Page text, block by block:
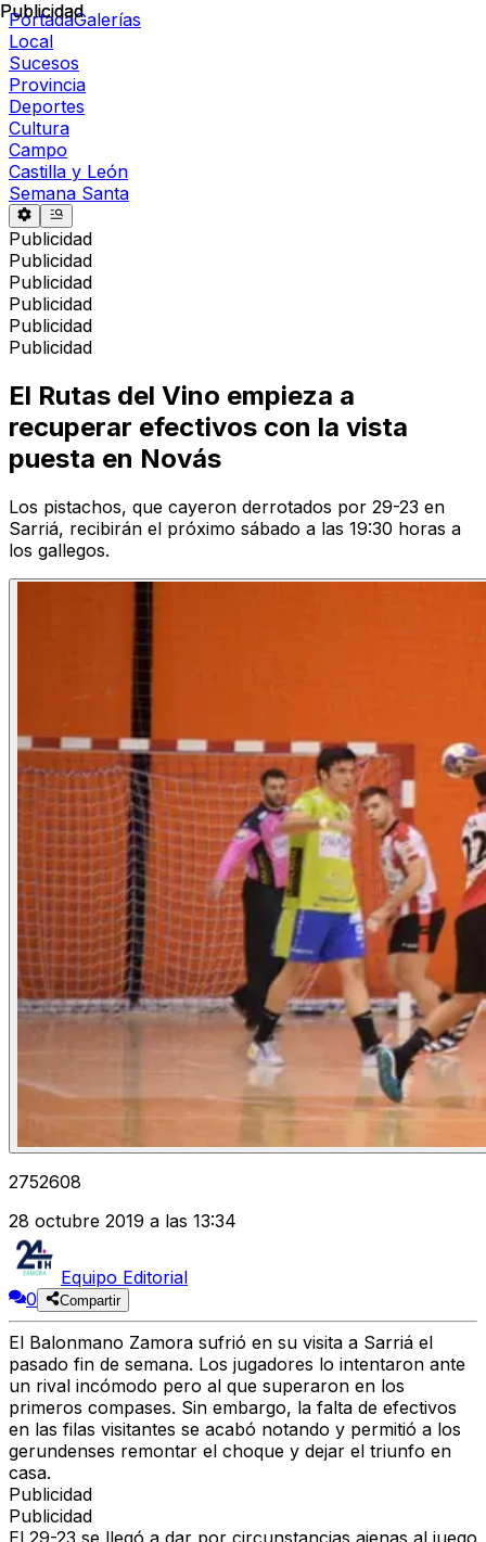
PortadaGalerías
Local
Sucesos
Provincia
Deportes
Cultura
Campo
Castilla y León
Semana Santa
Publicidad
Publicidad
Publicidad
Publicidad
Publicidad
Publicidad
Publicidad
El Rutas del Vino empieza a
recuperar efectivos con la vista
puesta en Novás
Los pistachos, que cayeron derrotados por 29-23 en
Sarriá, recibirán el próximo sábado a las 19:30 horas a
los gallegos.
2752608
28 octubre 2019 a las 13:34
Equipo Editorial
0
Compartir
El Balonmano Zamora sufrió en su visita a Sarriá el
pasado fin de semana. Los jugadores lo intentaron ante
un rival incómodo pero al que superaron en los
primeros compases. Sin embargo, la falta de efectivos
en las filas visitantes se acabó notando y permitió a los
gerundenses remontar el choque y dejar el triunfo en
casa.
Publicidad
Publicidad
Publicidad